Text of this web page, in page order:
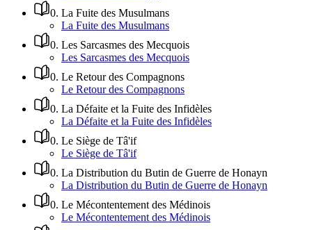
0. La Fuite des Musulmans
La Fuite des Musulmans
0. Les Sarcasmes des Mecquois
Les Sarcasmes des Mecquois
0. Le Retour des Compagnons
Le Retour des Compagnons
0. La Défaite et la Fuite des Infidèles
La Défaite et la Fuite des Infidèles
0. Le Siège de Tâ'if
Le Siège de Tâ'if
0. La Distribution du Butin de Guerre de Honayn
La Distribution du Butin de Guerre de Honayn
0. Le Mécontentement des Médinois
Le Mécontentement des Médinois